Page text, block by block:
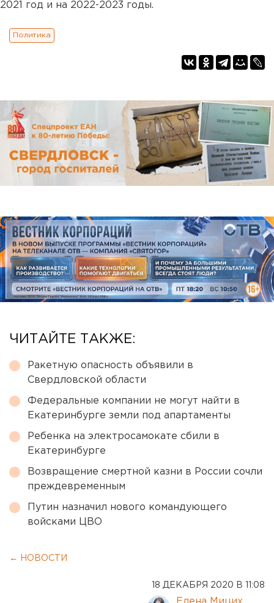
2021 год и на 2022-2023 годы.
Политика
ЧИТАЙТЕ ТАКЖЕ:
Ракетную опасность объявили в
Свердловской области
Федеральные компании не могут найти в
Екатеринбурге земли под апартаменты
Ребенка на электросамокате сбили в
Екатеринбурге
Возвращение смертной казни в России сочли
преждевременным
Путин назначил нового командующего
войсками ЦВО
← НОВОСТИ
18 ДЕКАБРЯ 2020 В 11:08